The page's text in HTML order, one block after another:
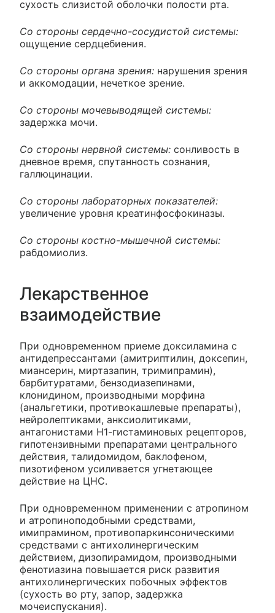
сухость слизистой оболочки полости рта.
Со стороны сердечно-сосудистой системы:
ощущение сердцебиения.
Со стороны органа зрения: нарушения зрения
и аккомодации, нечеткое зрение.
Со стороны мочевыводящей системы:
задержка мочи.
Со стороны нервной системы: сонливость в
дневное время, спутанность сознания,
галлюцинации.
Со стороны лабораторных показателей:
увеличение уровня креатинфосфокиназы.
Со стороны костно-мышечной системы:
рабдомиолиз.
Лекарственное
взаимодействие
При одновременном приеме доксиламина с
антидепрессантами (амитриптилин, доксепин,
миансерин, миртазапин, тримипрамин),
барбитуратами, бензодиазепинами,
клонидином, производными морфина
(анальгетики, противокашлевые препараты),
нейролептиками, анксиолитиками,
антагонистами Н1-гистаминовых рецепторов,
гипотензивными препаратами центрального
действия, талидомидом, баклофеном,
пизотифеном усиливается угнетающее
действие на ЦНС.
При одновременном применении с атропином
и атропиноподобными средствами,
имипрамином, противопаркинсоническими
средствами с антихолинергическим
действием, дизопирамидом, производными
фенотиазина повышается риск развития
антихолинергических побочных эффектов
(сухость во рту, запор, задержка
мочеиспускания).